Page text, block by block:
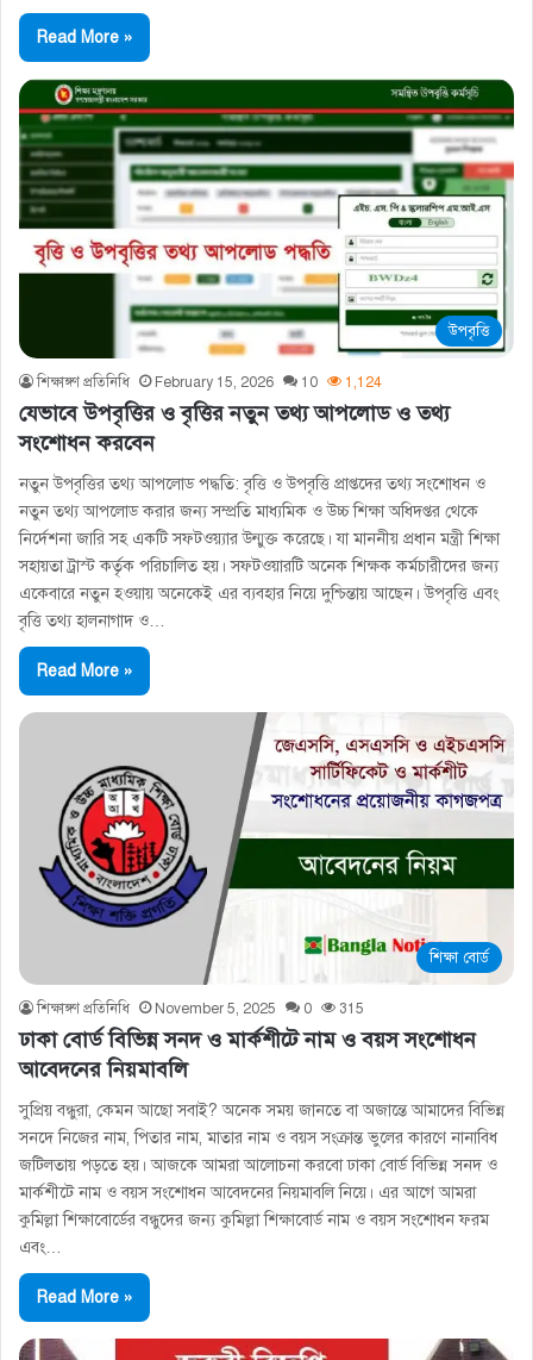
Read More »
উপবৃত্তি
শিক্ষাঙ্গণ প্রতিনিধি February 15, 2026 10 1,124
যেভাবে উপবৃত্তির ও বৃত্তির নতুন তথ্য আপলোড ও তথ্য
সংশোধন করবেন
নতুন উপবৃত্তির তথ্য আপলোড পদ্ধতি: বৃত্তি ও উপবৃত্তি প্রাপ্তদের তথ্য সংশোধন ও
নতুন তথ্য আপলোড করার জন্য সম্প্রতি মাধ্যমিক ও উচ্চ শিক্ষা অধিদপ্তর থেকে
নির্দেশনা জারি সহ একটি সফটওয়্যার উন্মুক্ত করেছে। যা মাননীয় প্রধান মন্ত্রী শিক্ষা
সহায়তা ট্রাস্ট কর্তৃক পরিচালিত হয়। সফটওয়ারটি অনেক শিক্ষক কর্মচারীদের জন্য
একেবারে নতুন হওয়ায় অনেকেই এর ব্যবহার নিয়ে দুশ্চিন্তায় আছেন। উপবৃত্তি এবং
বৃত্তি তথ্য হালনাগাদ ও…
Read More »
শিক্ষা বোর্ড
শিক্ষাঙ্গণ প্রতিনিধি November 5, 2025 0 315
ঢাকা বোর্ড বিভিন্ন সনদ ও মার্কশীটে নাম ও বয়স সংশোধন
আবেদনের নিয়মাবলি
সুপ্রিয় বন্ধুরা, কেমন আছো সবাই? অনেক সময় জানতে বা অজান্তে আমাদের বিভিন্ন
সনদে নিজের নাম, পিতার নাম, মাতার নাম ও বয়স সংক্রান্ত ভুলের কারণে নানাবিধ
জটিলতায় পড়তে হয়। আজকে আমরা আলোচনা করবো ঢাকা বোর্ড বিভিন্ন সনদ ও
মার্কশীটে নাম ও বয়স সংশোধন আবেদনের নিয়মাবলি নিয়ে। এর আগে আমরা
কুমিল্লা শিক্ষাবোর্ডের বন্ধুদের জন্য কুমিল্লা শিক্ষাবোর্ড নাম ও বয়স সংশোধন ফরম
এবং…
Read More »